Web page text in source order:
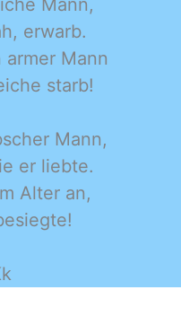
erwarb.
Mann
starb!
Mann,
er liebte.
Alter an,